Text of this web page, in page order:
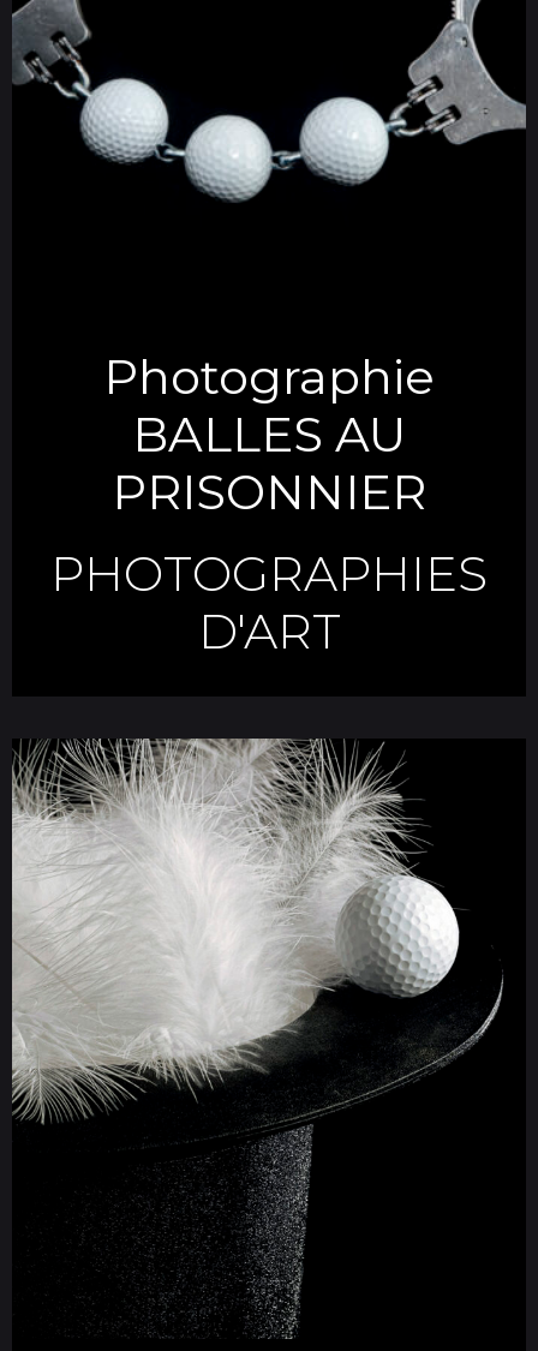
Photographie
BALLES AU
PRISONNIER
PHOTOGRAPHIES
D'ART